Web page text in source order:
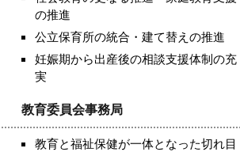
の推進
公立保育所の統合・建て替えの推進
妊娠期から出産後の相談支援体制の充
実
教育委員会事務局
教育と福祉保健が一体となった切れ目